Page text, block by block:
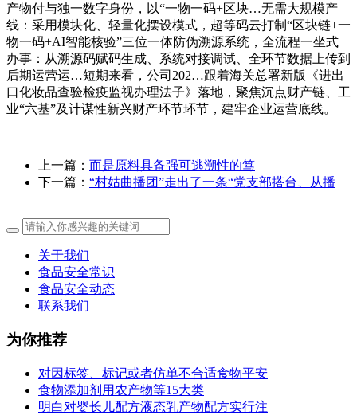
产物付与独一数字身份，以“一物一码+区块…无需大规模产
线：采用模块化、轻量化摆设模式，超等码云打制“区块链+一
物一码+AI智能核验”三位一体防伪溯源系统，全流程一坐式
办事：从溯源码赋码生成、系统对接调试、全环节数据上传到
后期运营运…短期来看，公司202…跟着海关总署新版《进出
口化妆品查验检疫监视办理法子》落地，聚焦沉点财产链、工
业“六基”及计谋性新兴财产环节环节，建牢企业运营底线。
上一篇： 而是原料具备强可逃溯性的笃
下一篇： “村姑曲播团”走出了一条“党支部搭台、从播
关于我们
食品安全常识
食品安全动态
联系我们
为你推荐
对因标签、标记或者仿单不合适食物平安
食物添加剂用农产物等15大类
明白对婴长儿配方液态乳产物配方实行注